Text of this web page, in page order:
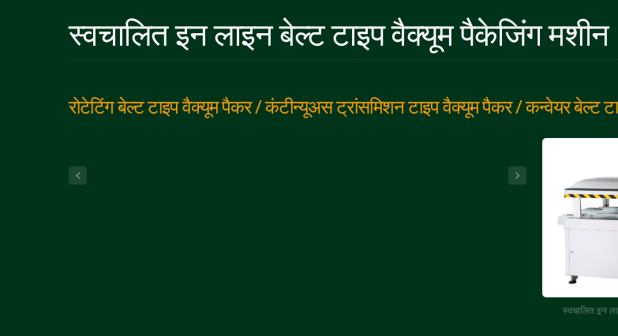
स्वचालित इन लाइन बेल्ट टाइप वैक्यूम पैकेजिंग मशीन
रोटेटिंग बेल्ट टाइप वैक्यूम पैकर / कंटीन्यूअस ट्रांसमिशन टाइप वैक्यूम पैकर / कन्वेयर बेल्ट
स्वचालित इन